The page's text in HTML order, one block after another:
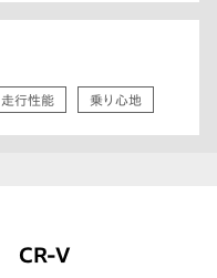
走行性能 乗り心地
CR-V